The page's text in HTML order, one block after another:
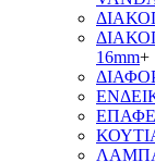
16mm+